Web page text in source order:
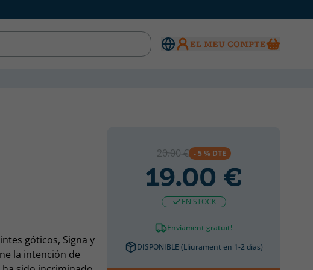
EL MEU COMPTE
góticos, Signa y
la intención de
20.00 € - 5 % DTE
19.00 €
EN STOCK
Enviament gratuït!
DISPONIBLE (Lliurament en 1-2 dias)